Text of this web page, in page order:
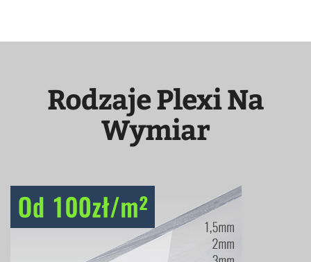
Rodzaje Plexi Na
Wymiar